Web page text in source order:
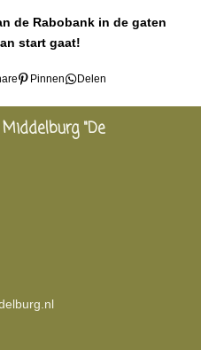
de Rabobank in de gaten
start gaat!
Pinnen Delen
"De